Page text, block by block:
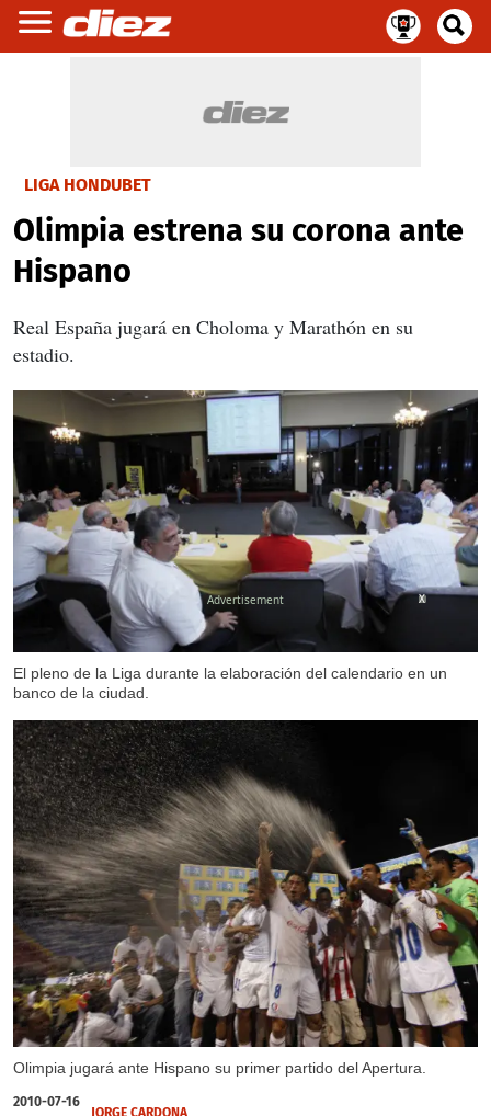
LIGA HONDUBET
Olimpia estrena su corona ante
Hispano
Real España jugará en Choloma y Marathón en su
estadio.
El pleno de la Liga durante la elaboración del calendario en un
banco de la ciudad.
Olimpia jugará ante Hispano su primer partido del Apertura.
X
2010-07-16